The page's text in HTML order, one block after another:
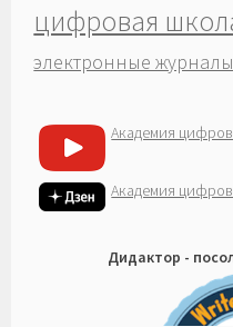
цифровая
электронные
Академия
Академия
Дидактор -